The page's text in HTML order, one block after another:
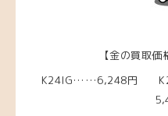
【金の買取
K24IG……6,248円